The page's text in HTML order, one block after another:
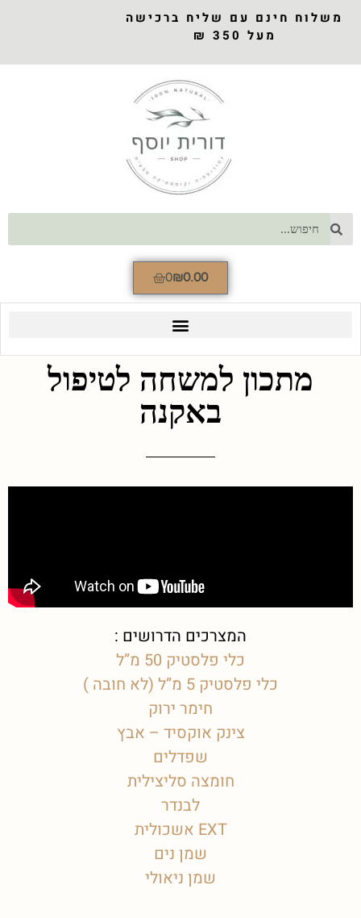
משלוח חינם עם שליח ברכישה
מעל 350 ₪
₪0.00
0
מתכון למשחה לטיפול
באקנה
המצרכים הדרושים :
כלי פלסטיק 50 מ”ל
כלי פלסטיק 5 מ”ל (לא חובה )
חימר ירוק
צינק אוקסיד – אבץ
שפדלים
חומצה סליצילית
לבנדר
EXT אשכולית
שמן נים
שמן ניאולי